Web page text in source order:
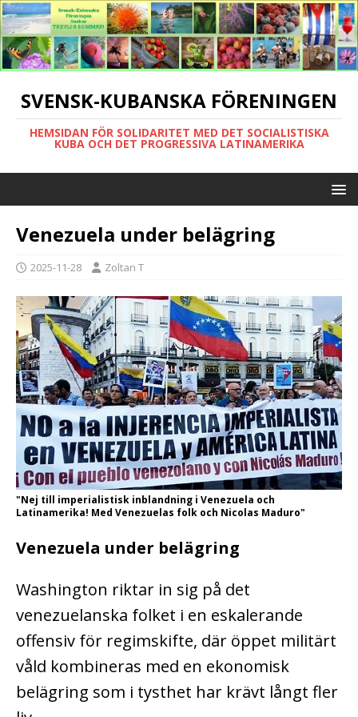
SVENSK-KUBANSKA FÖRENINGEN
HEMSIDAN FÖR SOLIDARITET MED DET SOCIALISTISKA
KUBA OCH DET PROGRESSIVA LATINAMERIKA
Venezuela under belägring
2025-11-28 Zoltan T
"Nej till imperialistisk inblandning i Venezuela och
Latinamerika! Med Venezuelas folk och Nicolas Maduro"
Venezuela under belägring
Washington riktar in sig på det
venezuelanska folket i en eskalerande
offensiv för regimskifte, där öppet militärt
våld kombineras med en ekonomisk
belägring som i tysthet har krävt långt fler